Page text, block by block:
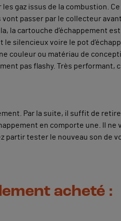
gaz issus de la combustion.
passer par le collecteur
la cartouche d’échappement
silencieux voire le pot
couleur ou matériau de
pas flashy. Très performant,
Par la suite, il suffit de
en comporte une. Il ne
partir tester le nouveau son de
acheté :